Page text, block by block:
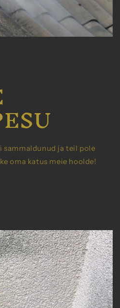
sammaldunud ja teil pole
oma katus meie hoolde!